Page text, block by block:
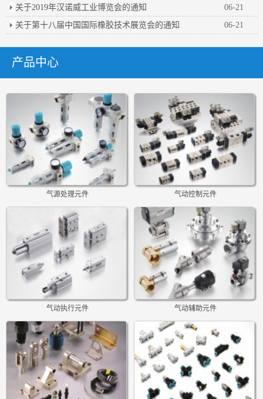
关于2019年汉诺威工业博览会的通知
06-21
关于第十八届中国国际橡胶技术展览会的通知
06-21
产品中心
气源处理元件 气动控制元件
气动执行元件 气动辅助元件